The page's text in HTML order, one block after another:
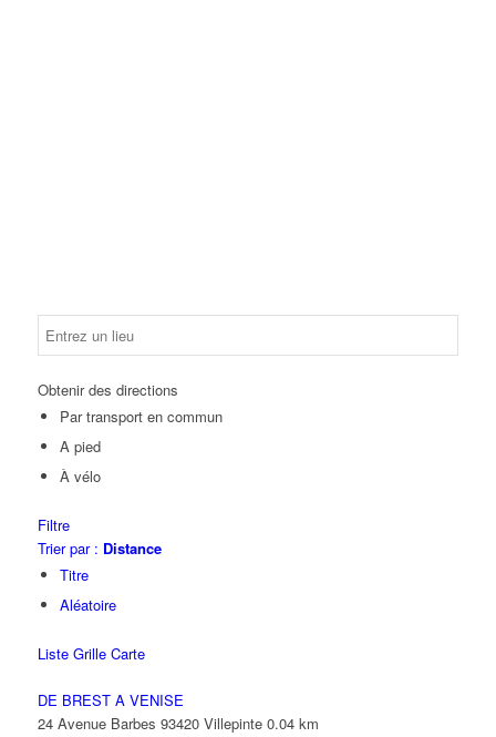
Obtenir des directions
Par transport en commun
A pied
À vélo
Filtre
Trier par : Distance
Titre
Aléatoire
Liste Grille Carte
DE BREST A VENISE
24 Avenue Barbes 93420 Villepinte 0.04 km